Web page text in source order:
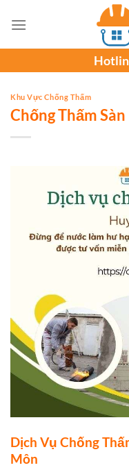
đến
Khu Vực Chống Thấm
Chống Thấm
Dịch Vụ Chống
Môn